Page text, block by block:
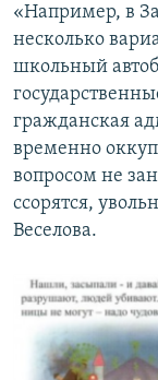
​«Например, в
несколько
школьный
гражданская
временно
вопросом не
ссорятся,
Веселова.